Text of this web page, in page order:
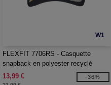
W1
FLEXFIT 7706RS - Casquette
snapback en polyester recyclé
13,99 €
-36%